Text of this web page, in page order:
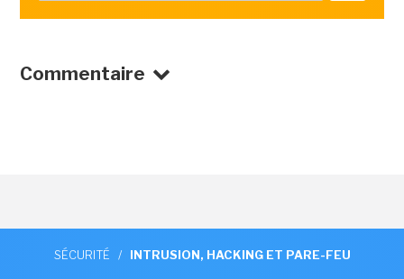
Commentaire
SÉCURITÉ / INTRUSION, HACKING ET PARE-FEU